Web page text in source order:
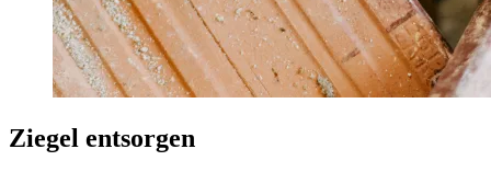
Ziegel entsorgen